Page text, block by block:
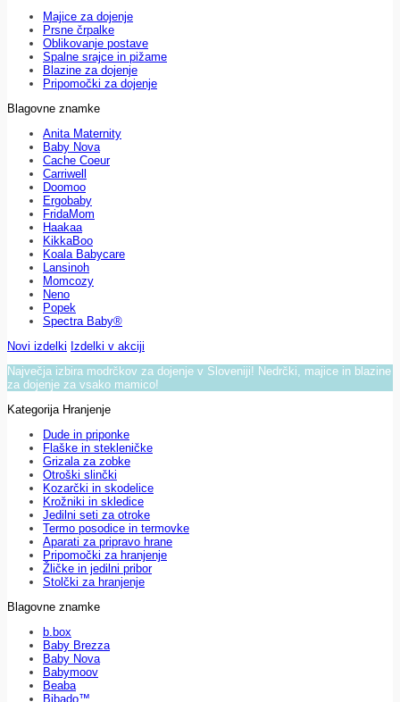
Majice za dojenje
Prsne črpalke
Oblikovanje postave
Spalne srajce in pižame
Blazine za dojenje
Pripomočki za dojenje
Blagovne znamke
Anita Maternity
Baby Nova
Cache Coeur
Carriwell
Doomoo
Ergobaby
FridaMom
Haakaa
KikkaBoo
Koala Babycare
Lansinoh
Momcozy
Neno
Popek
Spectra Baby®
Novi izdelki Izdelki v akciji
Največja izbira modrčkov za dojenje v Sloveniji! Nedrčki, majice in blazine
za dojenje za vsako mamico!
Kategorija Hranjenje
Dude in priponke
Flaške in stekleničke
Grizala za zobke
Otroški slinčki
Kozarčki in skodelice
Krožniki in skledice
Jedilni seti za otroke
Termo posodice in termovke
Aparati za pripravo hrane
Pripomočki za hranjenje
Žličke in jedilni pribor
Stolčki za hranjenje
Blagovne znamke
b.box
Baby Brezza
Baby Nova
Babymoov
Beaba
Bibado™